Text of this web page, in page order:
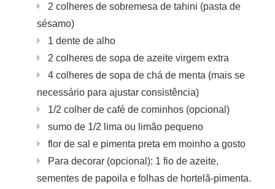
2 colheres de sobremesa de tahini (pasta de
sésamo)
1 dente de alho
2 colheres de sopa de azeite virgem extra
4 colheres de sopa de chá de menta (mais se
necessário para ajustar consistência)
1/2 colher de café de cominhos (opcional)
sumo de 1/2 lima ou limão pequeno
flor de sal e pimenta preta em moinho a gosto
Para decorar (opcional): 1 fio de azeite,
sementes de papoila e folhas de hortelã-pimenta.